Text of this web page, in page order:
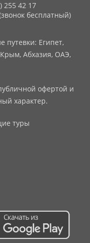
255 42 17
бесплатный)
путевки: Египет,
Абхазия, ОАЭ,
офертой и
характер.
туры